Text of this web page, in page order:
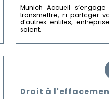
Munich Accueil
transmettre, ni partager
d’autres entités,
soient.
Droit à